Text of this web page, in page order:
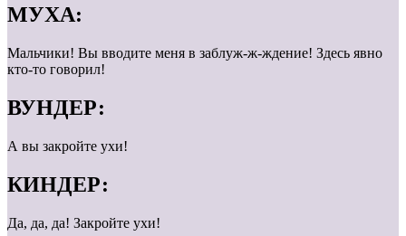
МУХА:
Мальчики! Вы вводите меня в заблуж-ж-ждение! Здесь явно
кто-то говорил!
ВУНДЕР:
А вы закройте ухи!
КИНДЕР:
Да, да, да! Закройте ухи!